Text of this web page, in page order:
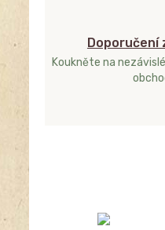
Doporučení
Koukněte na